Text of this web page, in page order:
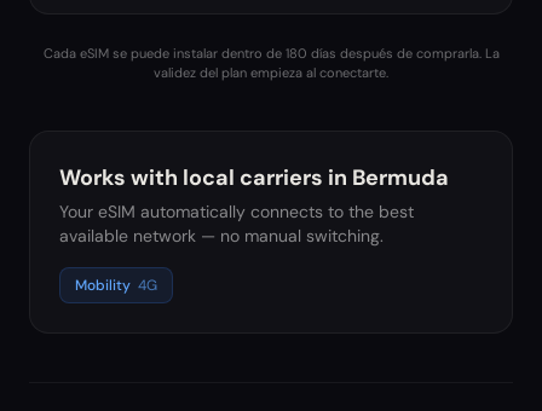
Cada eSIM se puede instalar dentro de 180 días después de comprarla. La
validez del plan empieza al conectarte.
Works with local carriers in Bermuda
Your eSIM automatically connects to the best
available network — no manual switching.
Mobility 4G